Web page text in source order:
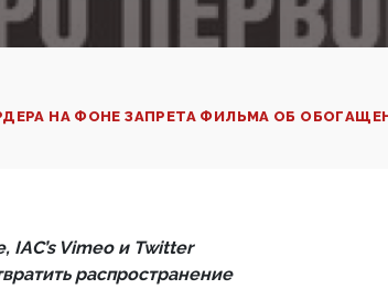
НА ФОНЕ ЗАПРЕТА ФИЛЬМА ОБ
IAC’s Vimeo и Twitter
распространение